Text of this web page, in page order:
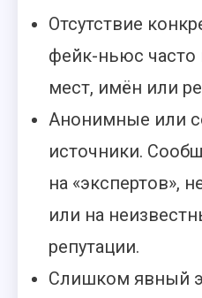
Отсутствие
фейк-ньюс часто
мест, имён или
Анонимные или
источники.
на «экспертов»,
или на
репутации.
Слишком явный